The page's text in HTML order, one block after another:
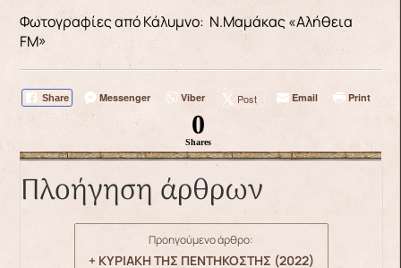
Φωτογραφίες από Κάλυμνο: Ν.Μαμάκας «Αλήθεια
FM»
Share Messenger Viber Post Email Print
0
Shares
Πλοήγηση άρθρων
Προηγούμενο άρθρο:
+ ΚΥΡΙΑΚΗ ΤΗΣ ΠΕΝΤΗΚΟΣΤΗΣ (2022)